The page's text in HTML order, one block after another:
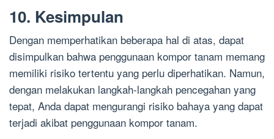
10. Kesimpulan
Dengan memperhatikan beberapa hal di atas, dapat
disimpulkan bahwa penggunaan kompor tanam memang
memiliki risiko tertentu yang perlu diperhatikan. Namun,
dengan melakukan langkah-langkah pencegahan yang
tepat, Anda dapat mengurangi risiko bahaya yang dapat
terjadi akibat penggunaan kompor tanam.